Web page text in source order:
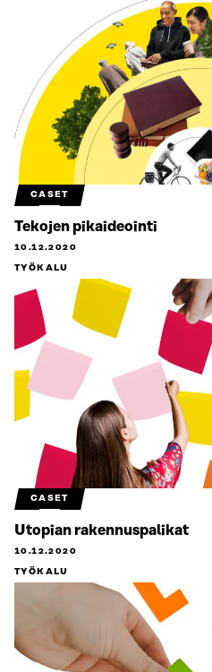
CASET
Tekojen pikaideointi
10.12.2020
TYÖKALU
CASET
Utopian rakennuspalikat
10.12.2020
TYÖKALU